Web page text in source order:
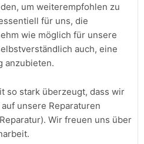
um weiterempfohlen zu
für uns, die
wie möglich für unsere
auch, eine
anzubieten.
so stark überzeugt, dass wir
unsere Reparaturen
Wir freuen uns über